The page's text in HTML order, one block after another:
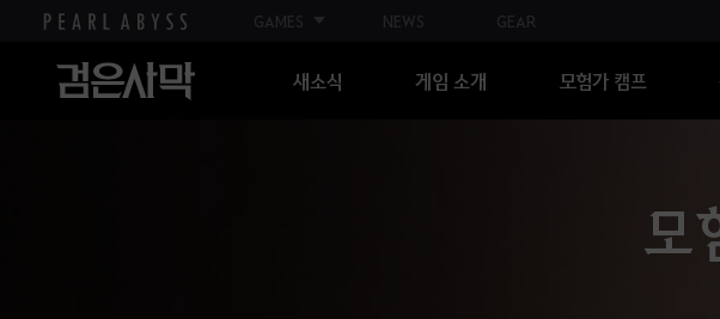
GAMES NEWS GEAR
새소식 게임 소개 모험가 캠프
모
생산활동 가이드
집